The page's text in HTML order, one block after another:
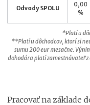
*Platí u
**Platí u dôchodcov, ktorí si
sumu 200 eur mesačne.
dohodára platí zamestnávateľ z
Odvody SPOLU
0,00
%
Pracovať na základe